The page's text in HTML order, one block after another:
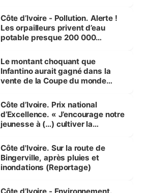
Côte d’Ivoire - Pollution. Alerte !
Les orpailleurs privent d’eau
potable presque 200 000
Le montant choquant que
Infantino aurait gagné dans la
vente de la Coupe du monde
Côte d’Ivoire. Prix national
d’Excellence. « J’encourage notre
jeunesse à (…) cultiver la
(Alassane Ouattara
Côte d'Ivoire. Sur la route de
Bingerville, après pluies et
inondations (Reportage)